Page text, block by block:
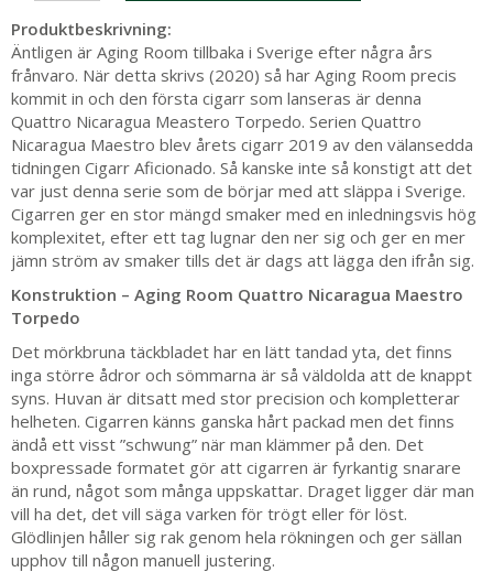
Produktbeskrivning:
Äntligen är Aging Room tillbaka i Sverige efter några års
frånvaro. När detta skrivs (2020) så har Aging Room precis
kommit in och den första cigarr som lanseras är denna
Quattro Nicaragua Meastero Torpedo. Serien Quattro
Nicaragua Maestro blev årets cigarr 2019 av den välansedda
tidningen Cigarr Aficionado. Så kanske inte så konstigt att det
var just denna serie som de börjar med att släppa i Sverige.
Cigarren ger en stor mängd smaker med en inledningsvis hög
komplexitet, efter ett tag lugnar den ner sig och ger en mer
jämn ström av smaker tills det är dags att lägga den ifrån sig.
Konstruktion – Aging Room Quattro Nicaragua Maestro
Torpedo
Det mörkbruna täckbladet har en lätt tandad yta, det finns
inga större ådror och sömmarna är så väldolda att de knappt
syns. Huvan är ditsatt med stor precision och kompletterar
helheten. Cigarren känns ganska hårt packad men det finns
ändå ett visst ”schwung” när man klämmer på den. Det
boxpressade formatet gör att cigarren är fyrkantig snarare
än rund, något som många uppskattar. Draget ligger där man
vill ha det, det vill säga varken för trögt eller för löst.
Glödlinjen håller sig rak genom hela rökningen och ger sällan
upphov till någon manuell justering.